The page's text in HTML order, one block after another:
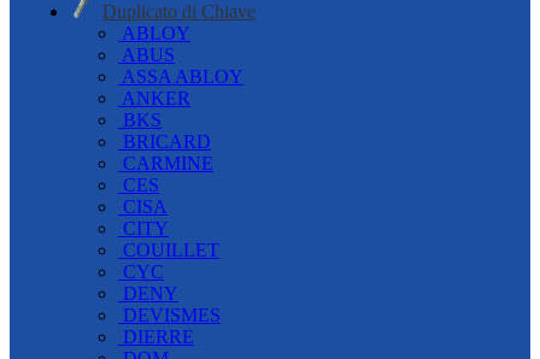
Duplicato di Chiave
ABLOY
ABUS
ASSA ABLOY
ANKER
BKS
BRICARD
CARMINE
CES
CISA
CITY
COUILLET
CYC
DENY
DEVISMES
DIERRE